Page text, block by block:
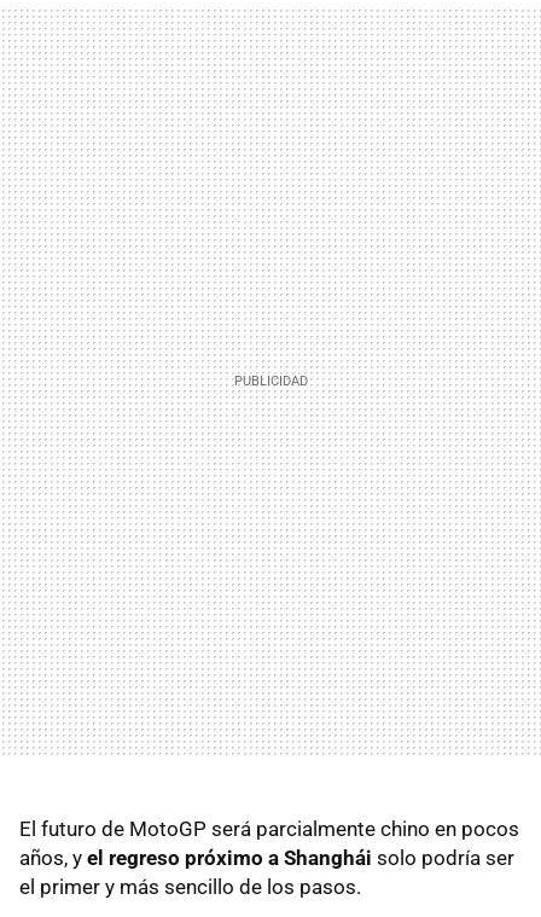
El futuro de MotoGP será parcialmente chino en pocos
años, y el regreso próximo a Shanghái solo podría ser
el primer y más sencillo de los pasos.